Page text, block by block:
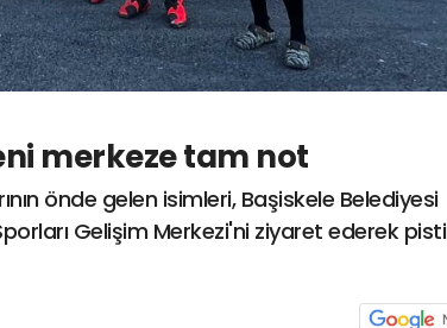
merkeze tam not
önde gelen isimleri, Başiskele Belediyesi
Gelişim Merkezi'ni ziyaret ederek pisti